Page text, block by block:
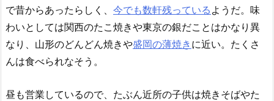
で昔からあったらしく、 今でも数軒残っている ようだ。味
わいとしては関西のたこ焼きや東京の銀だことはかなり異
なり、山形のどんどん焼きや盛岡の薄焼き に近い。たくさ
んは食べられなそう。
昼も営業しているので、たぶん近所の子供は焼きそばやた